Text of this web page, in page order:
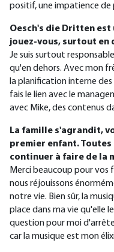
positif, une impatience de
Oesch's die Dritten
jouez-vous, surtout en
Je suis surtout
qu'en dehors. Avec mon
la planification interne
fais le lien avec le
avec Mike, des contenus
La famille s'agrandit,
premier enfant.
continuer à faire de la
Merci beaucoup pour
nous réjouissons
notre vie. Bien sûr, la
place dans ma vie qu'elle
question pour moi
car la musique est mon